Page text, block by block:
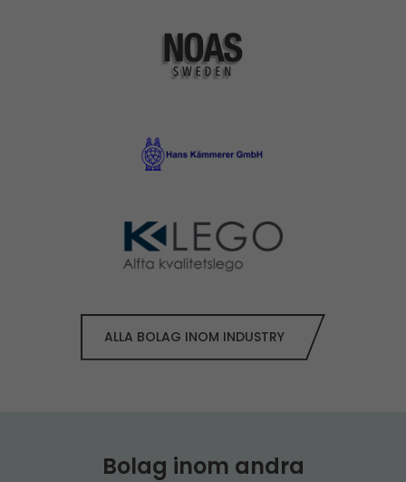
ALLA BOLAG INOM INDUSTRY
Bolag inom andra